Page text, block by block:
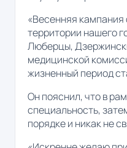
«Весенняя кампания
территории нашего
Люберцы,
медицинской
жизненный период
Он пояснил, что в
специальность,
порядке и никак не